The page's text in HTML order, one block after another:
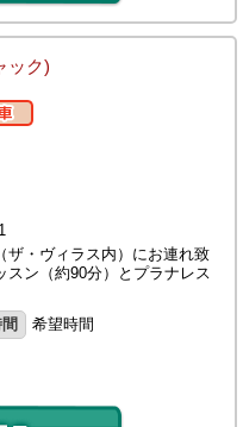
ック)
ザ・ヴィラス内）にお連れ致
スン（約90分）とプラナレス
希望時間